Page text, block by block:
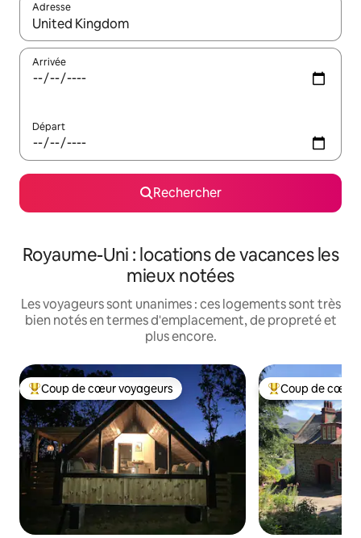
Adresse
Lorsque les résultats s'affichent, utilisez les flèches vers le
Arrivée
Départ
Rechercher
Royaume-Uni : locations de vacances les
mieux notées
Les voyageurs sont unanimes : ces logements sont très
bien notés en termes d'emplacement, de propreté et
plus encore.
Coups de cœur voyageurs les plus appréciés
Coup de cœur voyageurs Coups de cœur
Coup de cœur